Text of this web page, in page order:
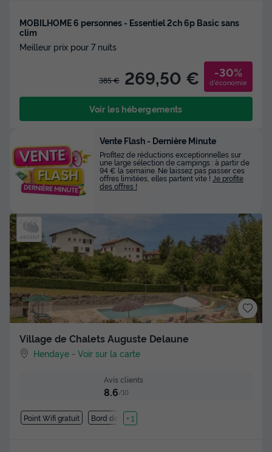
MOBILHOME 6 personnes - Essentiel 2ch 6p Basic sans
clim
Meilleur prix pour 7 nuits
385 € 269,50 € -30%
d'économie
Voir les hébergements
Village de Chalets Auguste Delaune
Hendaye -Voir sur la carte
Avis clients
8.6/10
Point Wifi gratuit Bord de mer
+ 1
Vente Flash - Dernière Minute
Profitez de réductions exceptionnelles sur
une large sélection de campings : à partir de
94 € la semaine. Ne laissez pas passer ces
offres limitées, elles partent vite ! Je profite
des offres !